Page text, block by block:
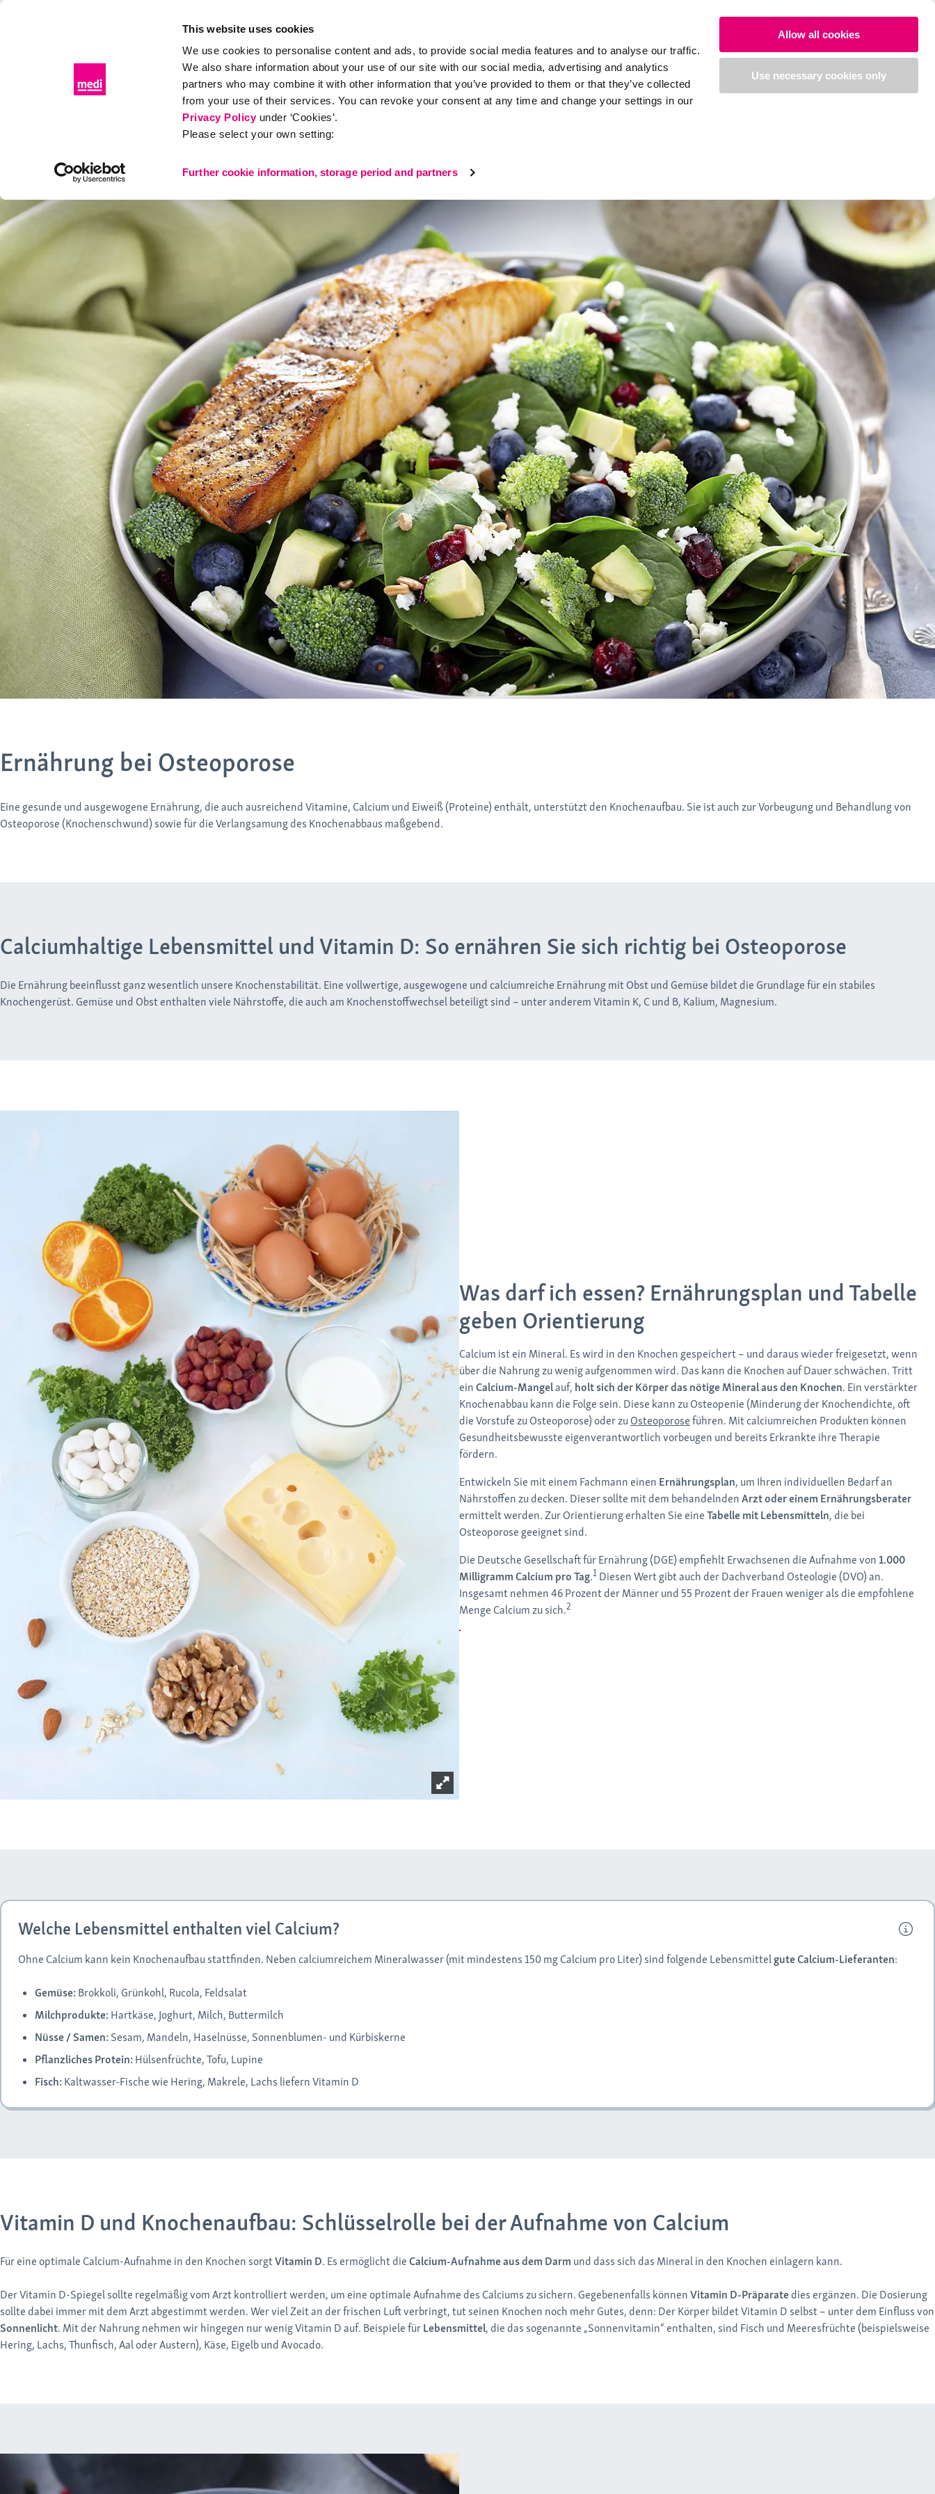
This website uses cookies
We use cookies to personalise content and ads, to provide social media features and to analyse our traffic.
We also share information about your use of our site with our social media, advertising and analytics
partners who may combine it with other information that you’ve provided to them or that they’ve collected
from your use of their services. You can revoke your consent at any time and change your settings in our
Privacy Policyunder ‘Cookies’.
Please select your own setting:
Further cookie information, storage period and partners
Allow all cookies
Use necessary cookies only
Diagnose & Therapie Gesundes Leben Kontakt
Osteoporose Ernährung
Ernährung bei Osteoporose
Eine gesunde und ausgewogene Ernährung, die auch ausreichend Vitamine, Calcium und Eiweiß (Proteine) enthält, unterstützt den Knochenaufbau. Sie ist auch zur Vorbeugung und Behandlung von
Osteoporose (Knochenschwund) sowie für die Verlangsamung des Knochenabbaus maßgebend.
Calciumhaltige Lebensmittel und Vitamin D: So ernähren Sie sich richtig bei Osteoporose
Die Ernährung beeinflusst ganz wesentlich unsere Knochenstabilität. Eine vollwertige, ausgewogene und calciumreiche Ernährung mit Obst und Gemüse bildet die Grundlage für ein stabiles
Knochengerüst. Gemüse und Obst enthalten viele Nährstoffe, die auch am Knochenstoffwechsel beteiligt sind – unter anderem Vitamin K, C und B, Kalium, Magnesium.
Was darf ich essen? Ernährungsplan und Tabelle
geben Orientierung
Calcium ist ein Mineral. Es wird in den Knochen gespeichert – und daraus wieder freigesetzt, wenn
über die Nahrung zu wenig aufgenommen wird. Das kann die Knochen auf Dauer schwächen. Tritt
einCalcium-Mangelauf, holt sich der Körper das nötige Mineral aus den Knochen. Ein verstärkter
Knochenabbau kann die Folge sein. Diese kann zu Osteopenie (Minderung der Knochendichte, oft
die Vorstufe zu Osteoporose) oder zuOsteoporoseführen. Mit calciumreichen Produkten können
Gesundheitsbewusste eigenverantwortlich vorbeugen und bereits Erkrankte ihre Therapie
fördern.
Entwickeln Sie mit einem Fachmann einen Ernährungsplan, um Ihren individuellen Bedarf an
Nährstoffen zu decken. Dieser sollte mit dem behandelndenArzt oder einem Ernährungsberater
ermittelt werden. Zur Orientierung erhalten Sie eineTabelle mit Lebensmitteln, die bei
Osteoporose geeignet sind.
Die Deutsche Gesellschaft für Ernährung (DGE) empfiehlt Erwachsenen die Aufnahme von 1.000
Milligramm Calcium pro Tag.1 Diesen Wert gibt auch der Dachverband Osteologie (DVO) an.
Insgesamt nehmen 46 Prozent der Männer und 55 Prozent der Frauen weniger als die empfohlene
Menge Calcium zu sich.2
Welche Lebensmittel enthalten viel Calcium?
Ohne Calcium kann kein Knochenaufbau stattfinden. Neben calciumreichem Mineralwasser (mit mindestens 150 mg Calcium pro Liter) sind folgende Lebensmittelgute Calcium-Lieferanten:
Gemüse: Brokkoli, Grünkohl, Rucola, Feldsalat
Milchprodukte: Hartkäse, Joghurt, Milch, Buttermilch
Nüsse / Samen: Sesam, Mandeln, Haselnüsse, Sonnenblumen- und Kürbiskerne
Pflanzliches Protein: Hülsenfrüchte, Tofu, Lupine
Fisch: Kaltwasser-Fische wie Hering, Makrele, Lachs liefern Vitamin D
Vitamin D und Knochenaufbau: Schlüsselrolle bei der Aufnahme von Calcium
Für eine optimale Calcium-Aufnahme in den Knochen sorgtVitamin D. Es ermöglicht dieCalcium-Aufnahme aus dem Darm und dass sich das Mineral in den Knochen einlagern kann.
Der Vitamin D-Spiegel sollte regelmäßig vom Arzt kontrolliert werden, um eine optimale Aufnahme des Calciums zu sichern. Gegebenenfalls könnenVitamin D-Präparatedies ergänzen. Die Dosierung
sollte dabei immer mit dem Arzt abgestimmt werden. Wer viel Zeit an der frischen Luft verbringt, tut seinen Knochen noch mehr Gutes, denn: Der Körper bildet Vitamin D selbst – unter dem Einfluss von
Sonnenlicht. Mit der Nahrung nehmen wir hingegen nur wenig Vitamin D auf. Beispiele fürLebensmittel, die das sogenannte „Sonnenvitamin“ enthalten, sind Fisch und Meeresfrüchte (beispielsweise
Hering, Lachs, Thunfisch, Aal oder Austern), Käse, Eigelb und Avocado.